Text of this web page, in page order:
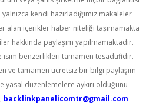
kendi hazırladığımız makaleler
alan içerikler haber niteliği taşımamakta
hakkında paylaşım yapılmamaktadır.
isim benzerlikleri tamamen tesadüfidir.
ve tamamen ücretsiz bir bilgi paylaşım
yasal düzenlemelere aykırı olduğunu
backlinkpanelicomtr@gmail.com